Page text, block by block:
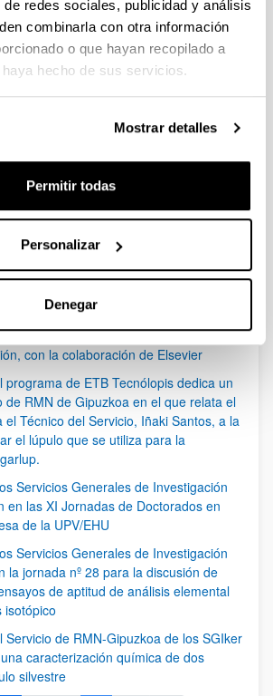
redes sociales, publicidad y análisis
combinarla con otra información
o que hayan recopilado a
hecho de sus servicios.
Mostrar detalles
Permitir todas
Personalizar
Denegar
Sabadell
QUANTUM 2023
cerrado: 09/03/2023 - 27/03/2023 13:00
48 49 50 ... 95
Servicios Generales de Investigación
una sesión sobre el uso responsable de
con la colaboración de Elsevier
programa de ETB Tecnólopis dedica un
de RMN de Gipuzkoa en el que relata el
Técnico del Servicio, Iñaki Santos, a la
el lúpulo que se utiliza para la
Servicios Generales de Investigación
en las XI Jornadas de Doctorados en
de la UPV/EHU
Servicios Generales de Investigación
la jornada nº 28 para la discusión de
de aptitud de análisis elemental
isotópico
Servicio de RMN-Gipuzkoa de los SGIker
caracterización química de dos
silvestre